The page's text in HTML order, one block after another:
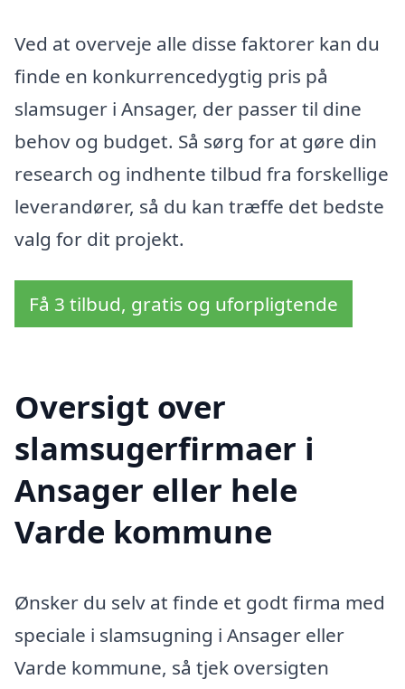
Ved at overveje alle disse faktorer kan du
finde en konkurrencedygtig pris på
slamsuger i Ansager, der passer til dine
behov og budget. Så sørg for at gøre din
research og indhente tilbud fra forskellige
leverandører, så du kan træffe det bedste
valg for dit projekt.
Få 3 tilbud, gratis og uforpligtende
Oversigt over
slamsugerfirmaer i
Ansager eller hele
Varde kommune
Ønsker du selv at finde et godt firma med
speciale i slamsugning i Ansager eller
Varde kommune, så tjek oversigten